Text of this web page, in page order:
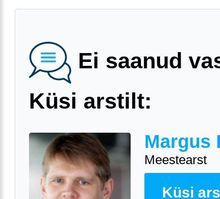
Ei saanud
Küsi arstilt:
Margus
Meestearst
Küsi